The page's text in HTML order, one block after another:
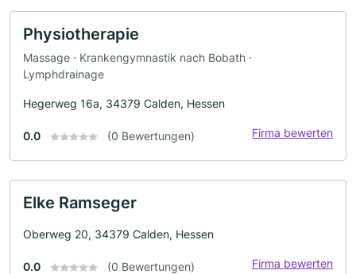
Physiotherapie
Massage · Krankengymnastik nach Bobath ·
Lymphdrainage
Hegerweg 16a, 34379 Calden, Hessen
0.0 (0 Bewertungen) Firma bewerten
Elke Ramseger
Oberweg 20, 34379 Calden, Hessen
0.0 (0 Bewertungen) Firma bewerten